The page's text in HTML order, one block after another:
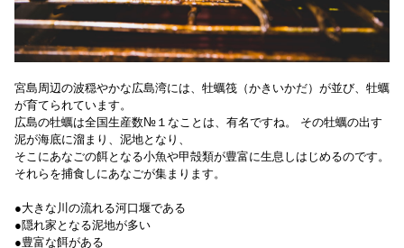
宮島周辺の波穏やかな広島湾には、牡蠣筏（かきいかだ）が並び、牡蠣
が育てられています。
広島の牡蠣は全国生産数№１なことは、有名ですね。 その牡蠣の出す
泥が海底に溜まり、泥地となり、
そこにあなごの餌となる小魚や甲殻類が豊富に生息しはじめるのです。
それらを捕食しにあなごが集まります。
●大きな川の流れる河口堰である
●隠れ家となる泥地が多い
●豊富な餌がある